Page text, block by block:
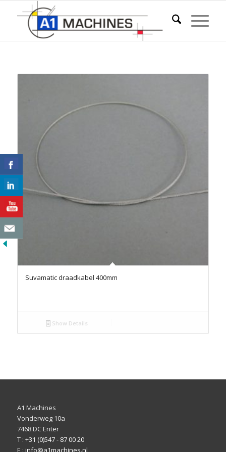
Suvamatic draadkabel 400mm
Show Details
A1 Machines
Vonderweg 10a
7468 DC Enter
T : +31 (0)547 - 87 00 20
E : info@a1machines.nl